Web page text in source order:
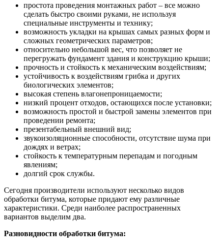
простота проведения монтажных работ – все можно
сделать быстро своими руками, не используя
специальные инструменты и технику;
возможность укладки на крышах самых разных форм и
сложных геометрических параметров;
относительно небольшой вес, что позволяет не
перегружать фундамент здания и конструкцию крыши;
прочность и стойкость к механическим воздействиям;
устойчивость к воздействиям грибка и других
биологических элементов;
высокая степень влагонепроницаемости;
низкий процент отходов, остающихся после установки;
возможность простой и быстрой замены элементов при
проведении ремонта;
презентабельный внешний вид;
звукоизоляционные способности, отсутствие шума при
дождях и ветрах;
стойкость к температурным перепадам и погодным
явлениям;
долгий срок службы.
Сегодня производители используют несколько видов
обработки битума, которые придают ему различные
характеристики. Среди наиболее распространенных
вариантов выделим два.
Разновидности обработки битума: